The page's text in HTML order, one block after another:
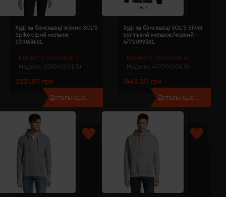
Кількість кольорів: 3
Модель: 03106(SOL’S)
Худі на блискавці жіноче SOL'S
Spike сірий меланж -
03106360L
2221.83 грн
Детальніше...
Кількість кольорів: 4
Модель: 47700(SOL’S)
Худі на блискавці SOL'S Silver
вугільний меланж/чорний -
47700993XL
1445.20 грн
Детальніше...